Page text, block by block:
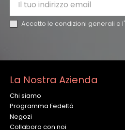
Accetto le condizioni generali e l'
La Nostra Azienda
Chi siamo
Programma Fedeltà
Negozi
Collabora con noi